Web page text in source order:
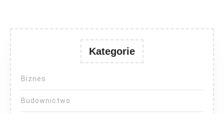
Kategorie
Biznes
Budownictwo